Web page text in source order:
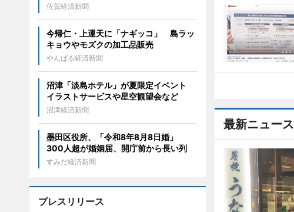
最新ニュース
佐賀経済新聞
今帰仁・上運天に「ナギッコ」 島ラッ
キョウやモズクの加工品販売
やんばる経済新聞
沼津「淡島ホテル」が夏限定イベント
イラストサービスや星空観望会など
沼津経済新聞
墨田区役所、「令和8年8月8日婚」
300人超が婚姻届、開庁前から長い列
すみだ経済新聞
プレスリリース